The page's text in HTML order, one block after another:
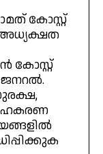
കോസ്റ്റ്
അധ്യക്ഷത
കോസ്റ്റ്
ജനറൽ.